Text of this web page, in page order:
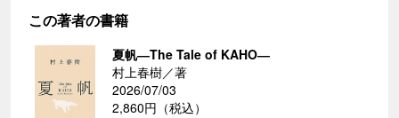
この著者の書籍
夏帆―The Tale of KAHO―
村上春樹／著
2026/07/03
2,860円（税込）